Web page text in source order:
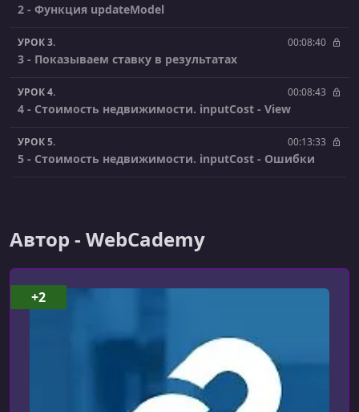
2 - Функция updateModel
УРОК 3. 00:08:40
3 - Показываем ставку в результатах
УРОК 4. 00:08:43
4 - Стоимость недвижимости. inputCost - View
УРОК 5. 00:13:33
5 - Стоимость недвижимости. inputCost - Ошибки
7 - Стоимость недвижимости. rangeSlider - View
УРОК 8.
Обновление модели
9 - Стоимость недвижимости. rangeSlider -
Обновление после модели
Автор - WebCademy
+2